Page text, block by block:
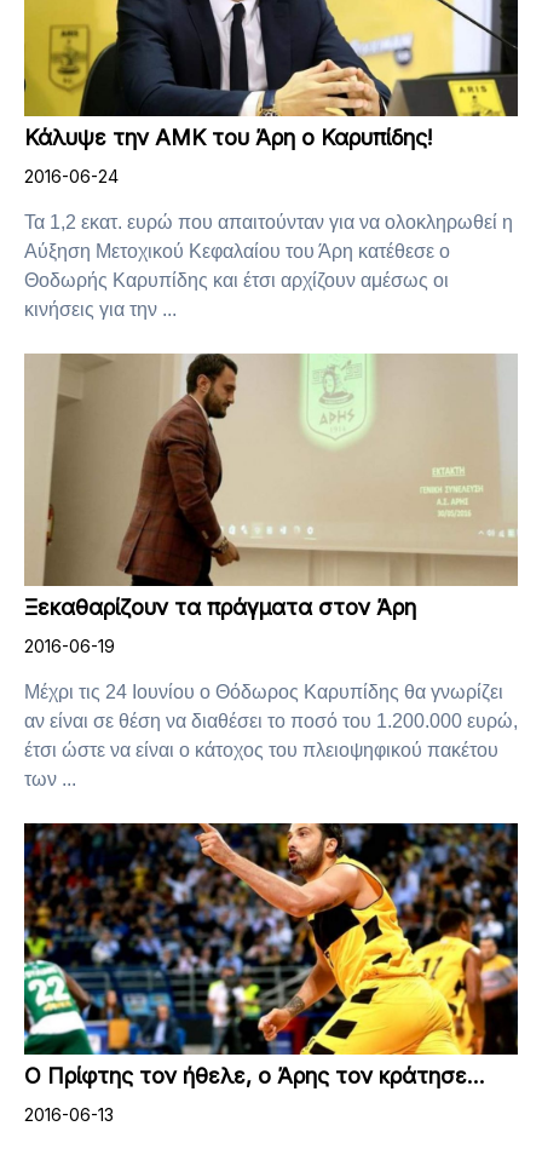
Κάλυψε την ΑΜΚ του Άρη ο Καρυπίδης!
2016-06-24
Τα 1,2 εκατ. ευρώ που απαιτούνταν για να ολοκληρωθεί η
Αύξηση Μετοχικού Κεφαλαίου του Άρη κατέθεσε ο
Θοδωρής Καρυπίδης και έτσι αρχίζουν αμέσως οι
κινήσεις για την ...
Ξεκαθαρίζουν τα πράγματα στον Άρη
2016-06-19
Μέχρι τις 24 Ιουνίου ο Θόδωρος Καρυπίδης θα γνωρίζει
αν είναι σε θέση να διαθέσει το ποσό του 1.200.000 ευρώ,
έτσι ώστε να είναι ο κάτοχος του πλειοψηφικού πακέτου
των ...
Ο Πρίφτης τον ήθελε, ο Άρης τον κράτησε…
2016-06-13